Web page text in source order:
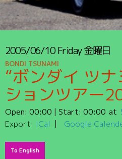
2005/06/10Friday金曜日
BONDI TSUNAMI
“ボンダイ ツ
ションツアー
Open: 00:00 | Start: 00:00
Export: iCal Google
To English